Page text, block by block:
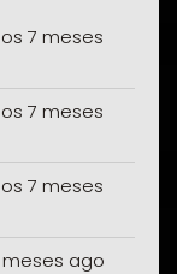
7 meses
7 meses
7 meses
meses ago